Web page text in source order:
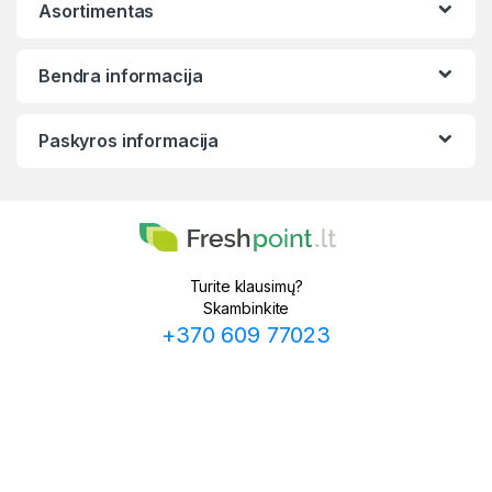
Asortimentas
Bendra informacija
Paskyros informacija
Turite klausimų?
Skambinkite
+370 609 77023